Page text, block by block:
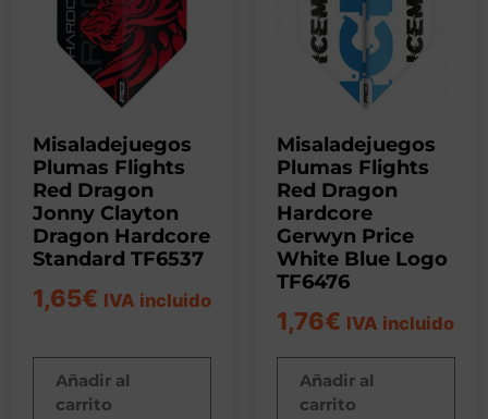
Misaladejuegos
Plumas Flights
Red Dragon
Jonny Clayton
Dragon Hardcore
Standard TF6537
1,65€ IVA incluido
Añadir al
carrito
Misaladejuegos
Plumas Flights
Red Dragon
Hardcore
Gerwyn Price
White Blue Logo
TF6476
1,76€ IVA incluido
Añadir al
carrito